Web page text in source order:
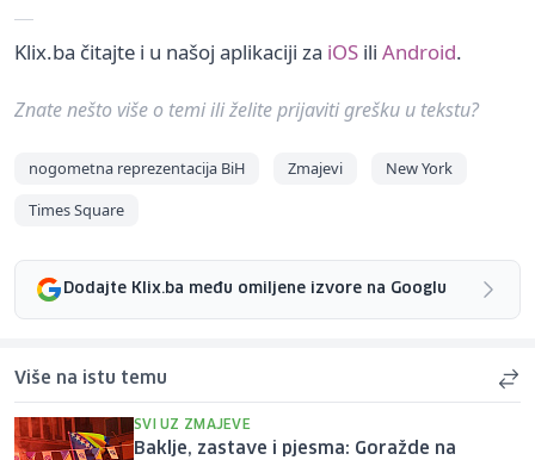
Klix.ba čitajte i u našoj aplikaciji za iOS ili Android.
Znate nešto više o temi ili želite prijaviti grešku u tekstu?
nogometna reprezentacija BiH Zmajevi
New York
Times Square
Dodajte Klix.ba među omiljene izvore na Googlu
Više na istu temu
SVI UZ ZMAJEVE
Baklje, zastave i pjesma: Goražde na